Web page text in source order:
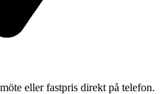
eller fastpris direkt på telefon.